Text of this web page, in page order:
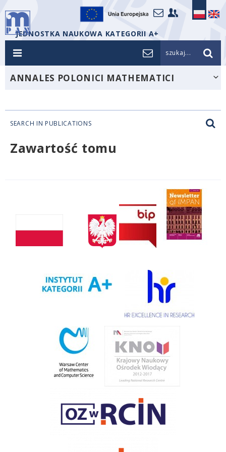
JEDNOSTKA NAUKOWA KATEGORII A+
szukaj...
ANNALES POLONICI MATHEMATICI
SEARCH IN PUBLICATIONS
Zawartość tomu